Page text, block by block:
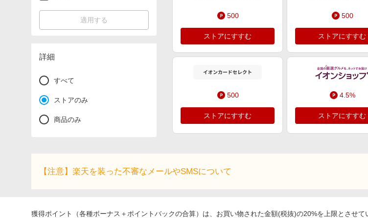
適用する
詳細
すべて
ストアのみ
商品のみ
500
ストアにすすむ
500
ストアにすすむ
500
ストアにすすむ
4.5%
ストアにすすむ
【注意】楽天を装った不審なメールやSMSについて
獲得ポイント（各種ボーナス＋ポイントバックの合算）は、お買い物された金額(税抜)の20%を上限とさせ